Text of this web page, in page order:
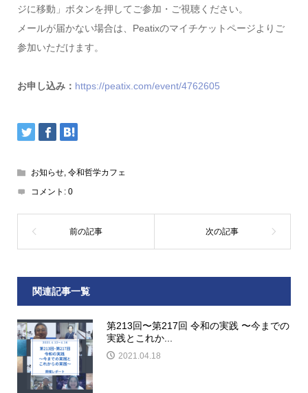
ジに移動」ボタンを押してご参加・ご視聴ください。
メールが届かない場合は、Peatixのマイチケットページよりご
参加いただけます。
お申し込み： https://peatix.com/event/4762605
お知らせ, 令和哲学カフェ
コメント: 0
関連記事一覧
第213回〜第217回 令和の実践 〜今までの
実践とこれか...
2021.04.18